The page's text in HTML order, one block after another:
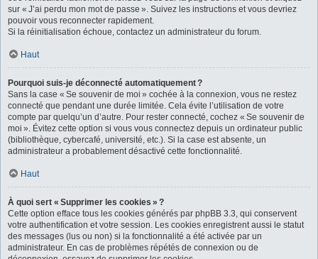
sur « J’ai perdu mon mot de passe ». Suivez les instructions et vous devriez
pouvoir vous reconnecter rapidement.
Si la réinitialisation échoue, contactez un administrateur du forum.
Haut
Pourquoi suis-je déconnecté automatiquement ?
Sans la case « Se souvenir de moi » cochée à la connexion, vous ne restez
connecté que pendant une durée limitée. Cela évite l’utilisation de votre
compte par quelqu’un d’autre. Pour rester connecté, cochez « Se souvenir de
moi ». Évitez cette option si vous vous connectez depuis un ordinateur public
(bibliothèque, cybercafé, université, etc.). Si la case est absente, un
administrateur a probablement désactivé cette fonctionnalité.
Haut
À quoi sert « Supprimer les cookies » ?
Cette option efface tous les cookies générés par phpBB 3.3, qui conservent
votre authentification et votre session. Les cookies enregistrent aussi le statut
des messages (lus ou non) si la fonctionnalité a été activée par un
administrateur. En cas de problèmes répétés de connexion ou de